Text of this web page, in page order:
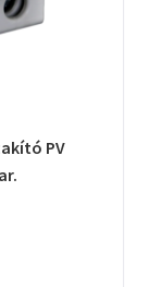
PV